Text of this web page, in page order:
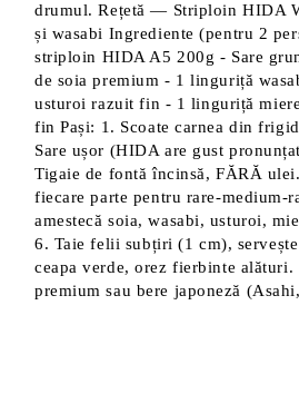
drumul. Rețetă — Striploin HIDA
și wasabi Ingrediente (pentru 2
striploin HIDA A5 200g - Sare
de soia premium - 1 linguriță
usturoi razuit fin - 1 linguriță
fin Pași: 1. Scoate carnea din
Sare ușor (HIDA are gust
Tigaie de fontă încinsă, FĂRĂ
fiecare parte pentru rare-medium-
amestecă soia, wasabi, usturoi,
6. Taie felii subțiri (1 cm),
ceapa verde, orez fierbinte alături.
premium sau bere japoneză